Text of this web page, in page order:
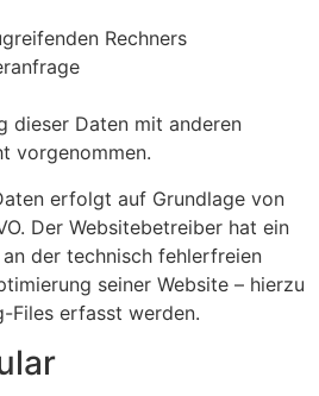
Rechners
dieser Daten mit anderen
vorgenommen.
erfolgt auf Grundlage von
Der Websitebetreiber hat ein
der technisch fehlerfreien
seiner Website – hierzu
Files erfasst werden.